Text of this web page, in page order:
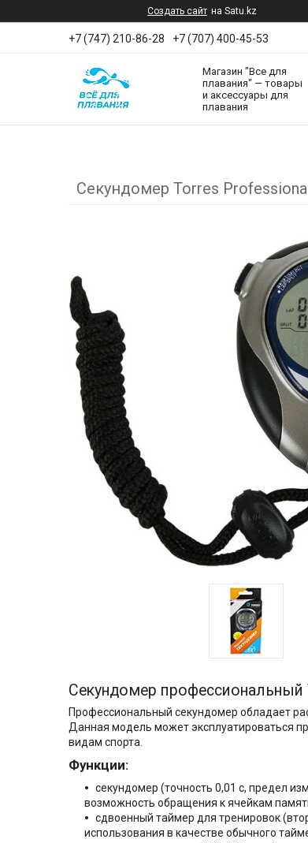
Создать сайт на Satu.kz
+7 (747) 210-86-28 +7 (707) 400-45-53
Магазин "Все для
плавания" — товары
и аксессуары для
плавания
Секундомер Torres
Секундомер профессиональный
Профессиональный секундомер обладает
Данная модель может эксплуатироваться
видам спорта.
Функции:
секундомер (точность 0,01 с, предел
возможность обращения к ячейкам
сдвоенный таймер для тренировок
использования в качестве обычного